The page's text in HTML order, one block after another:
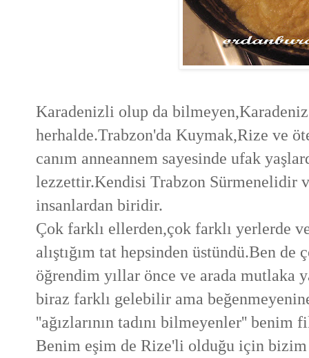
Karadenizli olup da
herhalde.Trabzon'da Kuymak,Rize ve
canım anneannem sayesinde ufak
lezzettir.Kendisi Trabzon Sürmenelidir
insanlardan biridir.
Çok farklı ellerden,çok farklı yerlerde
alıştığım tat hepsinden üstündü.Ben
öğrendim yıllar önce ve arada mutlaka
biraz farklı gelebilir ama
''ağızlarının tadını bilmeyenler'' benim
Benim eşim de Rize'li olduğu için bizim